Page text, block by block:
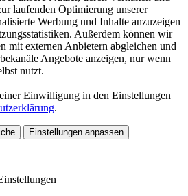
laufenden Optimierung unserer
Werbung und Inhalte anzuzeigen
Außerdem können wir
mit externen Anbietern abgleichen und
Angebote anzeigen, nur wenn
nutzt.
Einwilligung in den Einstellungen
.
Einstellungen anpassen